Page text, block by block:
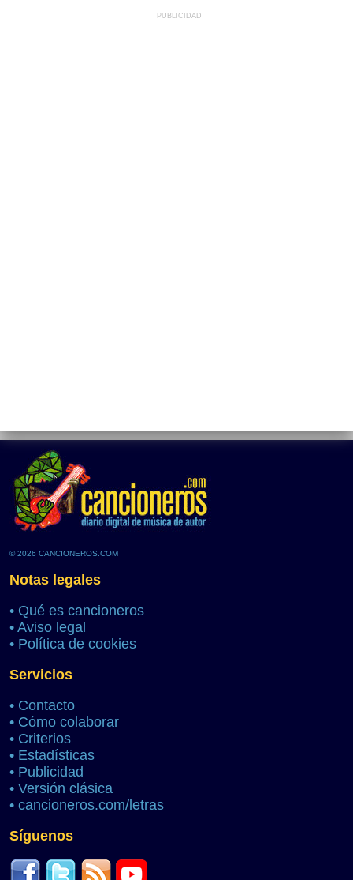
PUBLICIDAD
© 2026 CANCIONEROS.COM
Notas legales
• Qué es cancioneros
• Aviso legal
• Política de cookies
Servicios
• Contacto
• Cómo colaborar
• Criterios
• Estadísticas
• Publicidad
• Versión clásica
• cancioneros.com/letras
Síguenos